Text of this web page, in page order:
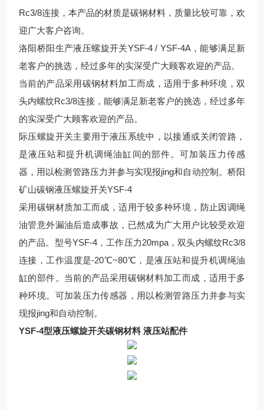
Rc3/8连接，本产品的材质是碳钢材料，质量比较可靠，欢
迎广大客户咨询。
洛阳桥阳生产液压螺旋开关YSF-4 / YSF-4A，能够满足新
老客户的挑选，经过多年的实深受广大顾客欢迎的产品。
当前的产品采用碳钢材料加工而成，适用于多种环境，双
头内螺纹Rc3/8连接，能够满足新老客户的挑选，经过多年
的实深受广大顾客欢迎的产品。
际压螺旋开关主要用于液压系统中，以接通或关闭管路，
是液压站和提升机调绳油缸间的部件。可加装压力传感
器，用以检测管路压力并参与实现报jing和自动控制。桥阳
矿山碳钢液压螺旋开关YSF-4
采用碳钢材质加工而成，适用于较多种环境，防止因调绳
油管意外漏油后造成事故，已然成为广大用户比较受欢迎
的产品。型号YSF-4，工作压力20mpa，双头内螺纹Rc3/8
连接，工作温度是-20℃~80℃，是液压站和提升机调绳油
缸的部件。当前的产品采用碳钢材料加工而成，适用于多
种环境。可加装压力传感器，用以检测管路压力并参与实
现报jing和自动控制。
YSF-4型液压螺旋开关碳钢材料 液压站配件